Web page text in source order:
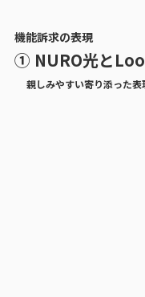
機能訴求の表現
① NURO光と
親しみやすい寄り添った表